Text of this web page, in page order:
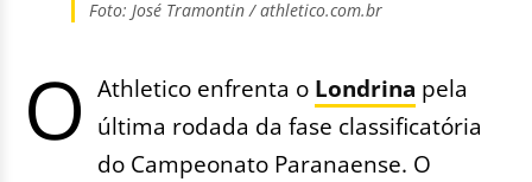
Foto: José Tramontin / athletico.com.br
O Athletico enfrenta o Londrina pela
última rodada da fase classificatória
do Campeonato Paranaense. O